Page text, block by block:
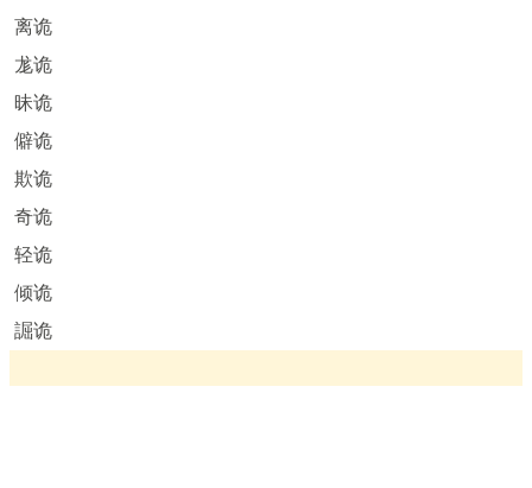
离诡
尨诡
昧诡
僻诡
欺诡
奇诡
轻诡
倾诡
誳诡